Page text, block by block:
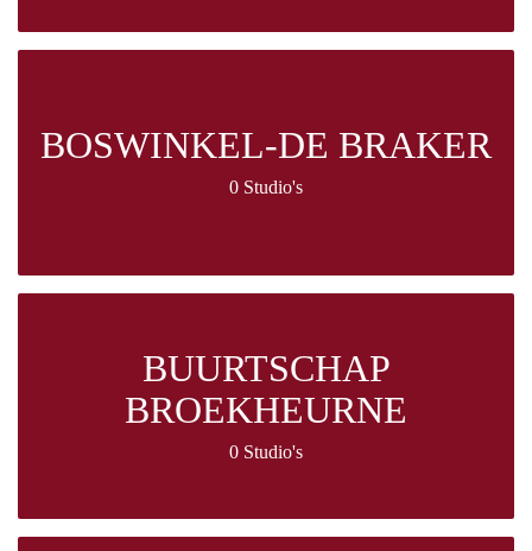
BOSWINKEL-DE BRAKER
0 Studio's
BUURTSCHAP
BROEKHEURNE
0 Studio's